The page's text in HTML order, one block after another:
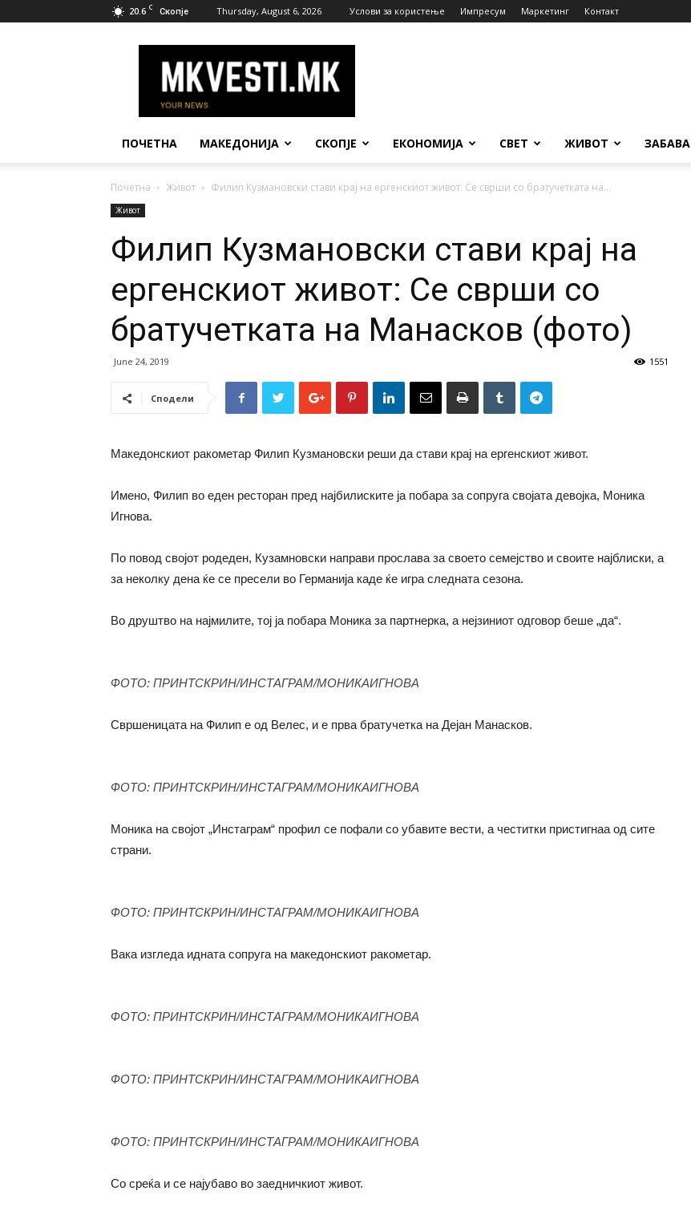
20.6 C Скопје Thursday, August 6, 2026 Услови за користење Импресум Маркетинг Контакт
Вести
ПОЧЕТНА МАКЕДОНИЈА СКОПЈЕ ЕКОНОМИЈА СВЕТ ЖИВОТ ЗАБАВА
Почетна Живот Филип Кузмановски стави крај на ергенскиот живот: Се сврши со братучетката на...
Живот
Филип Кузмановски стави крај на
ергенскиот живот: Се сврши со
братучетката на Манасков (фото)
June 24, 2019 1551
Сподели
Македонскиот ракометар Филип Кузмановски реши да стави крај на ергенскиот живот.
Имено, Филип во еден ресторан пред најбилиските ја побара за сопруга својата девојка, Моника
Игнова.
По повод својот родеден, Кузамновски направи прослава за своето семејство и своите најблиски, а
за неколку дена ќе се пресели во Германија каде ќе игра следната сезона.
Во друштво на најмилите, тој ја побара Моника за партнерка, а нејзиниот одговор беше „да“.
ФОТО: ПРИНТСКРИН/ИНСТАГРАМ/МОНИКАИГНОВА
Свршеницата на Филип е од Велес, и е прва братучетка на Дејан Манасков.
ФОТО: ПРИНТСКРИН/ИНСТАГРАМ/МОНИКАИГНОВА
Моника на својот „Инстаграм“ профил се пофали со убавите вести, а честитки пристигнаа од сите
страни.
ФОТО: ПРИНТСКРИН/ИНСТАГРАМ/МОНИКАИГНОВА
Вака изгледа идната сопруга на македонскиот ракометар.
ФОТО: ПРИНТСКРИН/ИНСТАГРАМ/МОНИКАИГНОВА
ФОТО: ПРИНТСКРИН/ИНСТАГРАМ/МОНИКАИГНОВА
ФОТО: ПРИНТСКРИН/ИНСТАГРАМ/МОНИКАИГНОВА
Со среќа и се најубаво во заедничкиот живот.